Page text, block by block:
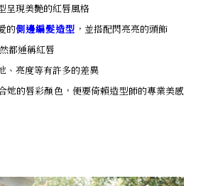
呈現美艷的紅唇風格
的側邊編髮造型 ，並搭配閃亮亮的頭飾
都通稱紅唇
、亮度等有許多的差異
她的唇彩顏色，便要倚賴造型師的專業美感